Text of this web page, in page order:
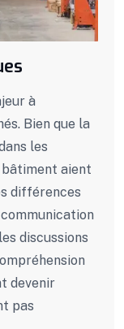
à
Bien que la
les
aient
différences
discussions
devenir
pas